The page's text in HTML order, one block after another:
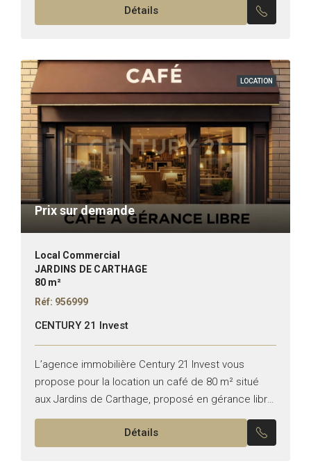
Détails
LOCATION
Prix sur demande
Local Commercial
JARDINS DE CARTHAGE
80 m²
Réf: 956999
CENTURY 21 Invest
L’agence immobilière Century 21 Invest vous
propose pour la location un café de 80 m² situé
aux Jardins de Carthage, proposé en gérance libre.
Bénéficiant d’un emplacement stratégique et d’une
excellente visibilité,...Détails